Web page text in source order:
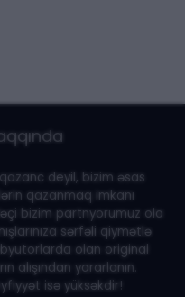
deyil, bizim əsas
qazanmaq imkanı
bizim partnyorumuz ola
sərfəli qiymətlə
olan original
alışından yararlanın.
isə yüksəkdir!